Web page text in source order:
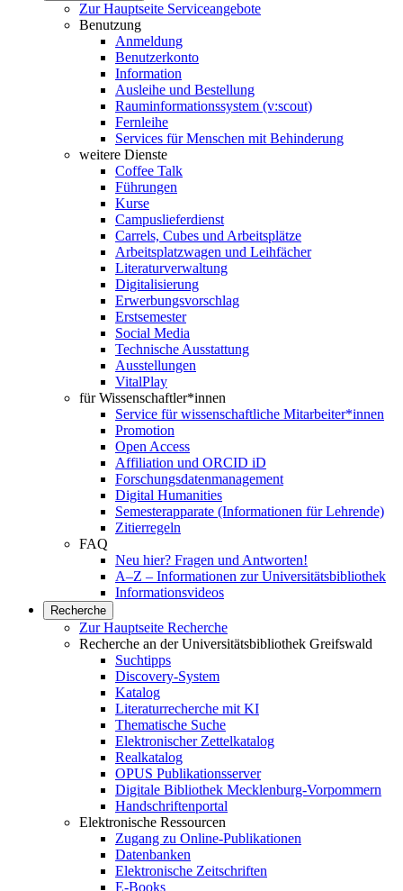
Zur Hauptseite Serviceangebote
Benutzung
Anmeldung
Benutzerkonto
Information
Ausleihe und Bestellung
Rauminformationssystem (v:scout)
Fernleihe
Services für Menschen mit Behinderung
weitere Dienste
Coffee Talk
Führungen
Kurse
Campuslieferdienst
Carrels, Cubes und Arbeitsplätze
Arbeitsplatzwagen und Leihfächer
Literaturverwaltung
Digitalisierung
Erwerbungsvorschlag
Erstsemester
Social Media
Technische Ausstattung
Ausstellungen
VitalPlay
für Wissenschaftler*innen
Service für wissenschaftliche Mitarbeiter*innen
Promotion
Open Access
Affiliation und ORCID iD
Forschungsdatenmanagement
Digital Humanities
Semesterapparate (Informationen für Lehrende)
Zitierregeln
FAQ
Neu hier? Fragen und Antworten!
A–Z – Informationen zur Universitätsbibliothek
Informationsvideos
Recherche
Zur Hauptseite Recherche
Recherche an der Universitätsbibliothek Greifswald
Suchtipps
Discovery-System
Katalog
Literaturrecherche mit KI
Thematische Suche
Elektronischer Zettelkatalog
Realkatalog
OPUS Publikationsserver
Digitale Bibliothek Mecklenburg-Vorpommern
Handschriftenportal
Elektronische Ressourcen
Zugang zu Online-Publikationen
Datenbanken
Elektronische Zeitschriften
E-Books